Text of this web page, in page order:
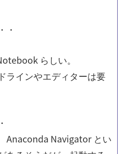
・
らしい。
ラインやエディターは要
Anaconda Navigator とい